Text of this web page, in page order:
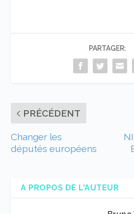
PARTAGER:
PRÉCÉDENT
Changer les
députés européens
A PROPOS DE L'AUTEUR